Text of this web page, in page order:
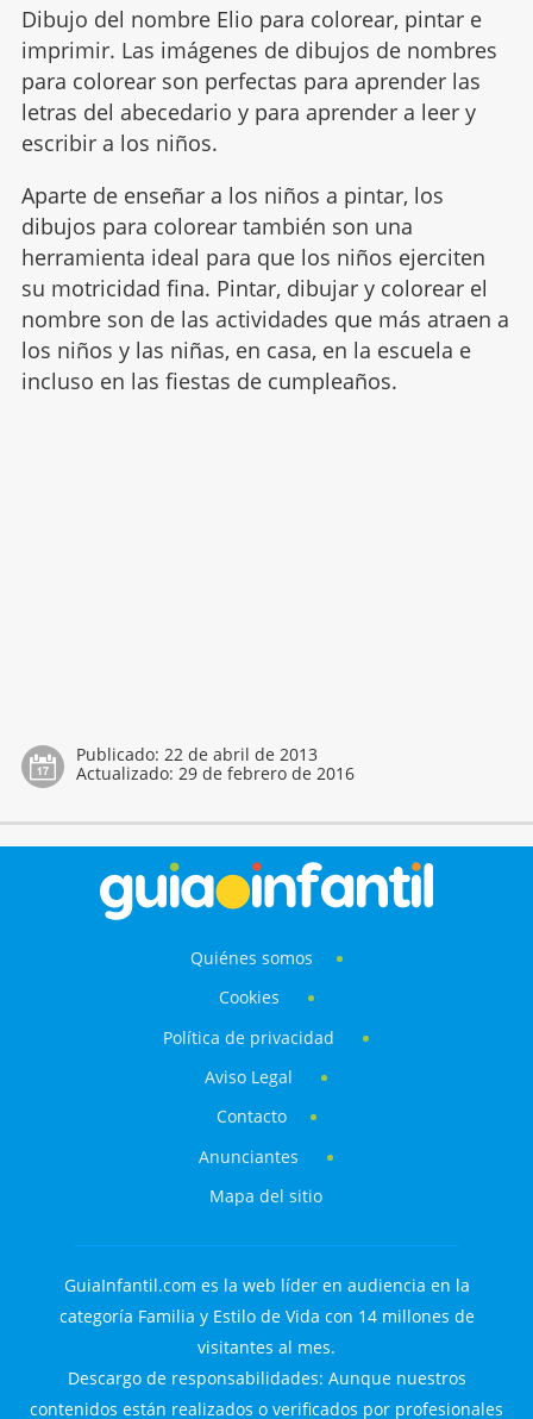
Dibujo del nombre Elio para colorear, pintar e
imprimir. Las imágenes de dibujos de nombres
para colorear son perfectas para aprender las
letras del abecedario y para aprender a leer y
escribir a los niños.
Aparte de enseñar a los niños a pintar, los
dibujos para colorear también son una
herramienta ideal para que los niños ejerciten
su motricidad fina. Pintar, dibujar y colorear el
nombre son de las actividades que más atraen a
los niños y las niñas, en casa, en la escuela e
incluso en las fiestas de cumpleaños.
Publicado: 22 de abril de 2013
Actualizado: 29 de febrero de 2016
Quiénes somos
Cookies
Política de privacidad
Aviso Legal
Contacto
Anunciantes
Mapa del sitio
GuiaInfantil.com es la web líder en audiencia en la
categoría Familia y Estilo de Vida con 14 millones de
visitantes al mes.
Descargo de responsabilidades: Aunque nuestros
contenidos están realizados o verificados por profesionales